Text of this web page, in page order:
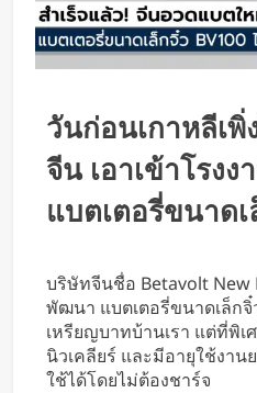
K-18M โดร
บินสำเร็จครั้
BlaBlaCar เ
แพลตฟอร์มค
หารค่าน้ำมัน
วันก่อนเกาหลีเพิ่
จีน เอาเข้าโรง
แบตเตอรี่ขนาด
บริษัทจีนชื่อ Betavolt New
พัฒนา แบตเตอรี่ขนาดเล็กจิ๋
เหรียญบาทบ้านเรา แต่ที่พิ
นิวเคลียร์ และมีอายุใช้งาน
ใช้ได้โดยไม่ต้องชาร์จ